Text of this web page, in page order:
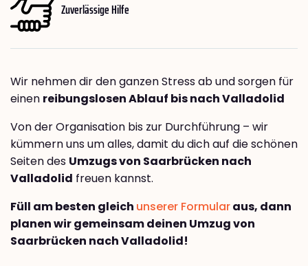
Zuverlässige Hilfe
Wir nehmen dir den ganzen Stress ab und sorgen für
einen reibungslosen Ablauf bis nach Valladolid
Von der Organisation bis zur Durchführung – wir
kümmern uns um alles, damit du dich auf die schönen
Seiten des Umzugs von Saarbrücken nach
Valladolid freuen kannst.
Füll am besten gleich unserer Formularaus, dann
planen wir gemeinsam deinen Umzug von
Saarbrücken nach Valladolid!